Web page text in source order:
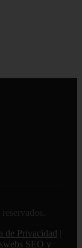
de Privacidad
SEO y